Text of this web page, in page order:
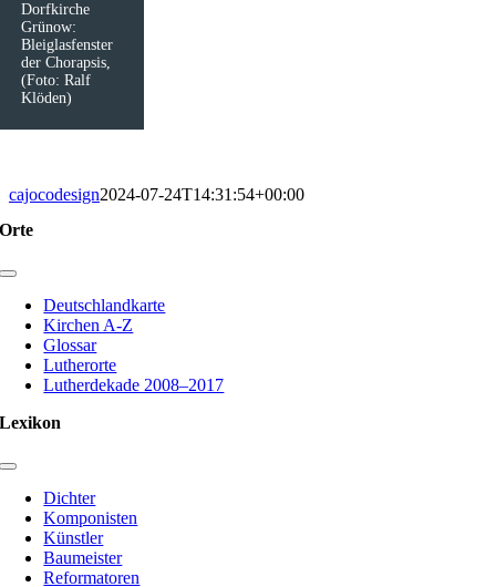
Dorfkirche
Grünow:
Bleiglasfenster
der Chorapsis,
(Foto: Ralf
Klöden)
cajocodesign2024-07-24T14:31:54+00:00
Orte
Toggle
NavigationDeutschlandkarte
Kirchen A-Z
Glossar
Lutherorte
Lutherdekade 2008–2017
Lexikon
Toggle
Navigation
Dichter
Komponisten
Künstler
Baumeister
Reformatoren